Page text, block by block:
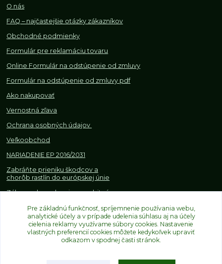
O nás
FAQ – najčastejšie otázky zákazníkov
Obchodné podmienky
Formulár pre reklamáciu tovaru
Online Formulár na odstúpenie od zmluvy
Formulár na odstúpenie od zmluvy pdf
Ako nakupovať
Vernostná zľava
Ochrana osobných údajov
Veľkoobchod
NARIADENIE EP 2016/2031
Zabráňte prieniku škodcov a
chorôb rastlín do európskej únie
Zákazy, obmedzenia a osobitné
obchodovaní s rastlinami
Pre základnú funkčnosť, spríjemnenie používania webu,
analytické účely a v prípade udelenia súhlasu aj na účely
cielenia reklamy využívame súbory cookies. Nastavenie
vlastných preferencií cookies môžete kedykoľvek upraviť
odkazom v spodnej časti stránok.